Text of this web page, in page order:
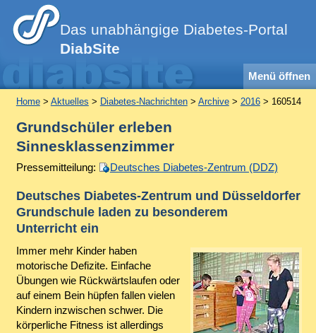
Das unabhängige Diabetes-Portal
DiabSite
Menü öffnen
Home> Aktuelles > Diabetes-Nachrichten> Archive> 2016> 160514
Grundschüler erleben
Sinnesklassenzimmer
Pressemitteilung: Deutsches Diabetes-Zentrum (DDZ)
Deutsches Diabetes-Zentrum und Düsseldorfer
Grundschule laden zu besonderem
Unterricht ein
Immer mehr Kinder haben
motorische Defizite. Einfache
Übungen wie Rückwärtslaufen oder
auf einem Bein hüpfen fallen vielen
Kindern inzwischen schwer. Die
körperliche Fitness ist allerdings